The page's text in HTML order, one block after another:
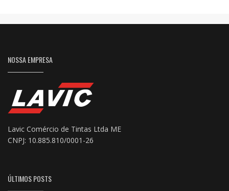
NOSSA EMPRESA
Lavic Comércio de Tintas Ltda ME
CNPJ: 10.885.810/0001-26
ÚLTIMOS POSTS